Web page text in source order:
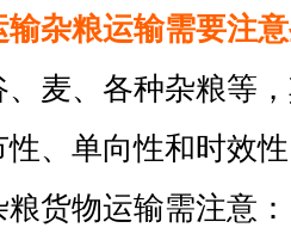
杂粮运输需要注
麦、各种杂粮等
、单向性和时效
货物运输需注意：